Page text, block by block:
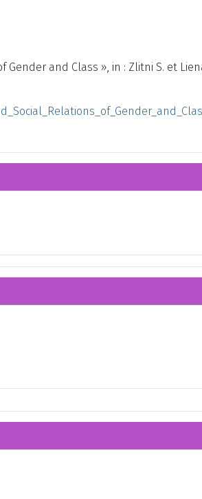
and Class », in : Zlitni S. et